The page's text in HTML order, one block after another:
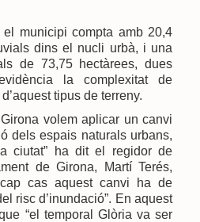
municipi compta amb 20,4
dins el nucli urbà, i una
de 73,75 hectàrees, dues
la complexitat de
tipus de terreny.
volem aplicar un canvi
dels espais naturals urbans,
ciutat” ha dit el regidor de
de Girona, Martí Terés,
cas aquest canvi ha de
risc d’inundació”. En aquest
“el temporal Glòria va ser